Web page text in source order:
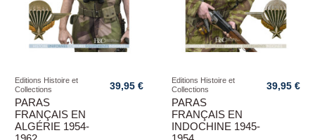
Editions Histoire et
Collections
PARAS
FRANÇAIS EN
ALGÉRIE 1954-
39,95 €
Editions Histoire et
Collections
PARAS
FRANÇAIS EN
INDOCHINE 1945-
39,95 €